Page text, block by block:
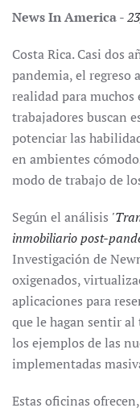
News In America-
Costa Rica. Casi dos
pandemia, el regreso
realidad para muchos
trabajadores buscan
potenciar las
en ambientes
modo de trabajo de
Según el análisis
inmobiliario post-
Investigación de
oxigenados,
aplicaciones para
que le hagan sentir al
los ejemplos de las
implementadas
Estas oficinas